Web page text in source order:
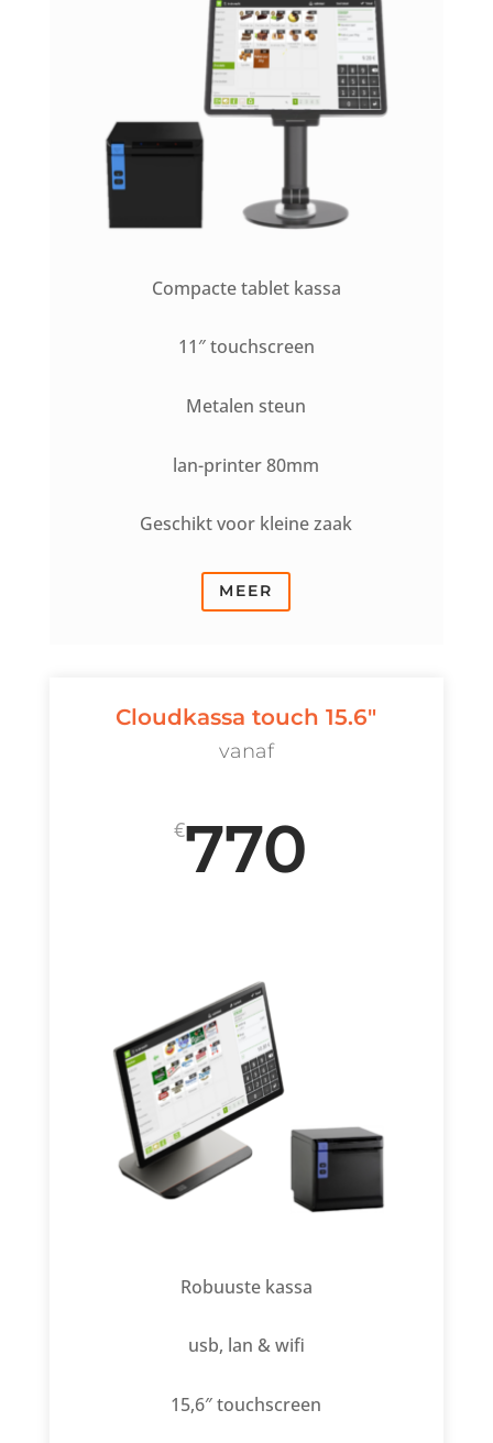
Compacte tablet kassa
11″ touchscreen
Metalen steun
lan-printer 80mm
Geschikt voor kleine zaak
MEER
Cloudkassa touch 15.6"
vanaf
€770
Robuuste kassa
usb, lan & wifi
15,6″ touchscreen